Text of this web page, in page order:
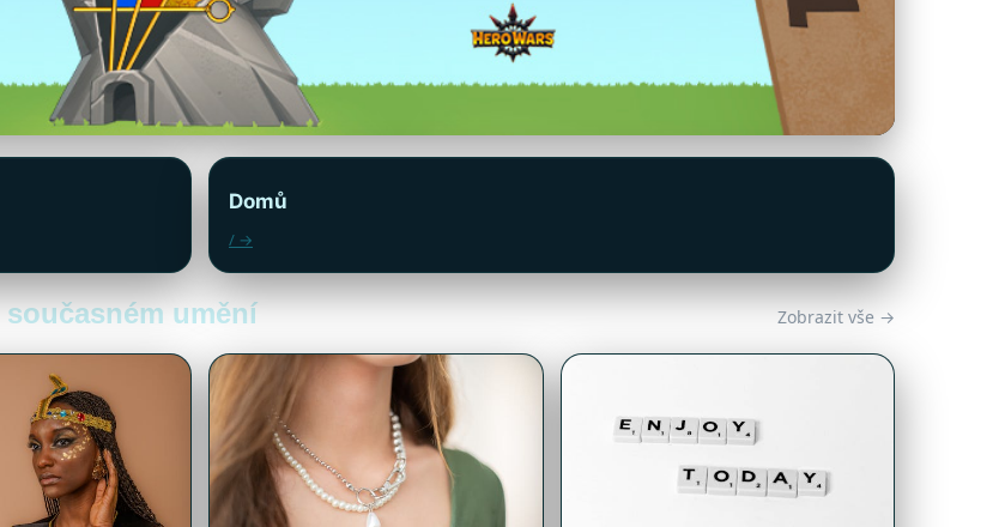
Domů
/ →
umění Zobrazit vše →